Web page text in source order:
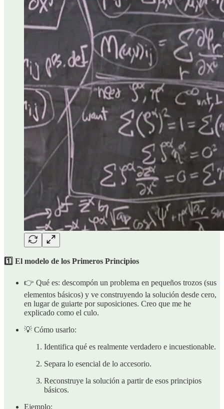
1️⃣ El modelo de los Primeros Principios
👉 Qué es: descompón un problema en pequeños trozos (sus
elementos básicos) y ve construyendo la solución desde cero,
en lugar de guiarte por suposiciones. Creo que me he
explicado como el culo.
💡 Cómo usarlo:
Identifica qué es realmente verdadero e incuestionable.
Separa lo esencial de lo accesorio.
Reconstruye la solución a partir de esos principios
básicos.
Ejemplo: